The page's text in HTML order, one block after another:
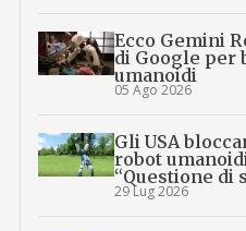
Ecco Gemini
di Google per
umanoidi
05 Ago 2026
Gli USA
robot
“Questione di
29 Lug 2026